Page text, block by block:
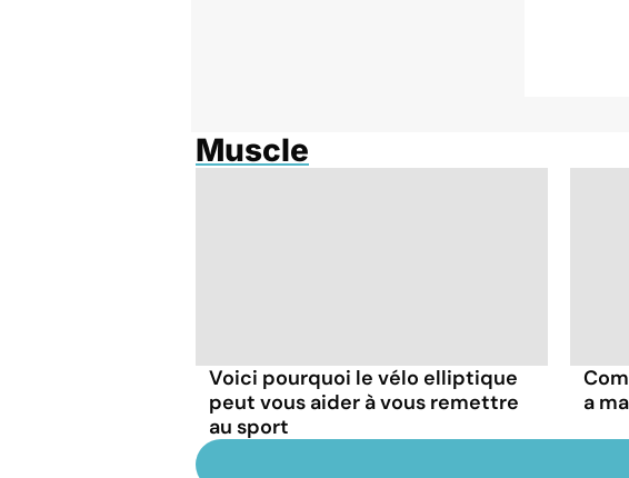
Muscle
Voici pourquoi le vélo elliptique
peut vous aider à vous remettre
au sport
a